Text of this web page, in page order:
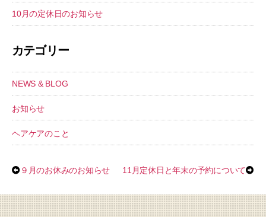
10月の定休日のお知らせ
カテゴリー
NEWS & BLOG
お知らせ
ヘアケアのこと
９月のお休みのお知らせ 11月定休日と年末の予約について